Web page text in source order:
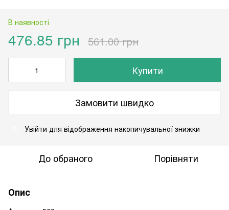
В наявності
476.85 грн 561.00 грн
Купити
Замовити швидко
Увійти для відображення накопичувальної знижки
До обраного Порівняти
Опис